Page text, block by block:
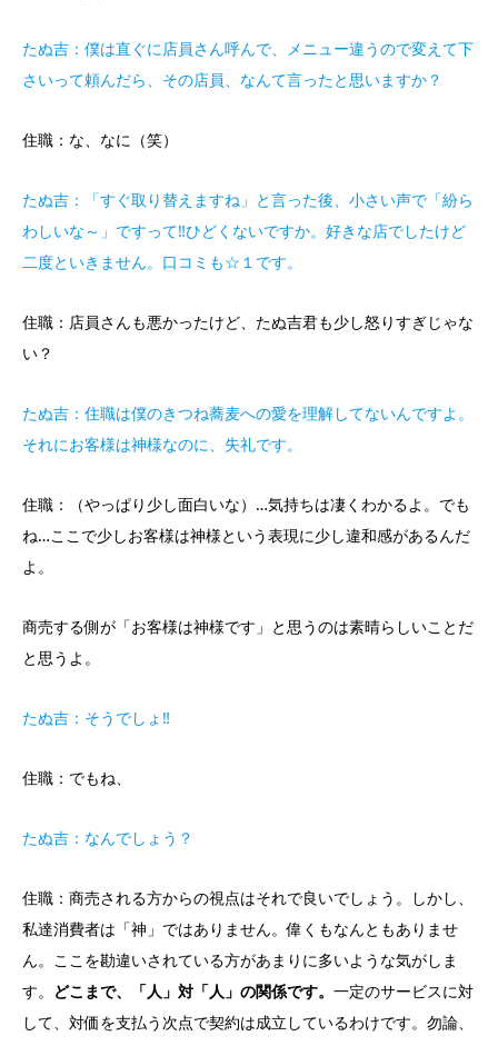
たぬ吉：僕は直ぐに店員さん呼んで、メニュー違うので変えて下
さいって頼んだら、その店員、なんて言ったと思いますか？
住職：な、なに（笑）
たぬ吉：「すぐ取り替えますね」と言った後、小さい声で「紛ら
わしいな～」ですって‼ひどくないですか。好きな店でしたけど
二度といきません。口コミも☆１です。
住職：店員さんも悪かったけど、たぬ吉君も少し怒りすぎじゃな
い？
たぬ吉：住職は僕のきつね蕎麦への愛を理解してないんですよ。
それにお客様は神様なのに、失礼です。
住職：（やっぱり少し面白いな）…気持ちは凄くわかるよ。でも
ね…ここで少しお客様は神様という表現に少し違和感があるんだ
よ。
商売する側が「お客様は神様です」と思うのは素晴らしいことだ
と思うよ。
たぬ吉：そうでしょ‼
住職：でもね、
たぬ吉：なんでしょう？
住職：商売される方からの視点はそれで良いでしょう。しかし、
私達消費者は「神」ではありません。偉くもなんともありませ
ん。ここを勘違いされている方があまりに多いような気がしま
す。 どこまで、「人」対「人」の関係です。 一定のサービスに対
して、対価を支払う次点で契約は成立しているわけです。勿論、